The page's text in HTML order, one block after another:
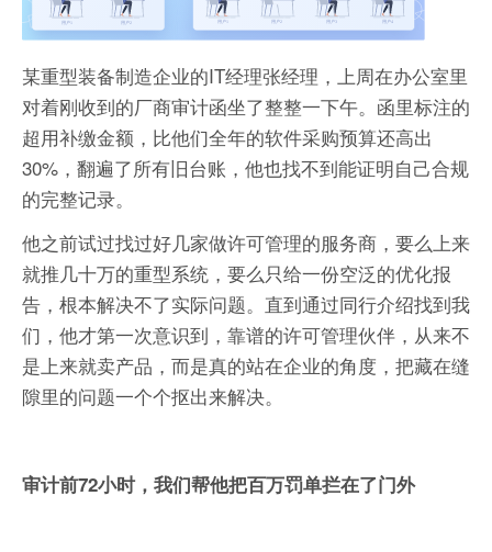
某重型装备制造企业的IT经理张经理，上周在办公室里
对着刚收到的厂商审计函坐了整整一下午。函里标注的
超用补缴金额，比他们全年的软件采购预算还高出
30%，翻遍了所有旧台账，他也找不到能证明自己合规
的完整记录。
他之前试过找过好几家做许可管理的服务商，要么上来
就推几十万的重型系统，要么只给一份空泛的优化报
告，根本解决不了实际问题。直到通过同行介绍找到我
们，他才第一次意识到，靠谱的许可管理伙伴，从来不
是上来就卖产品，而是真的站在企业的角度，把藏在缝
隙里的问题一个个抠出来解决。
审计前72小时，我们帮他把百万罚单拦在了门外